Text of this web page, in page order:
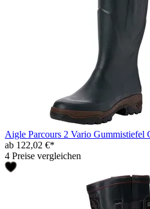
Aigle Parcours 2 Vario Gummistiefel
ab 122,02 €*
4 Preise vergleichen